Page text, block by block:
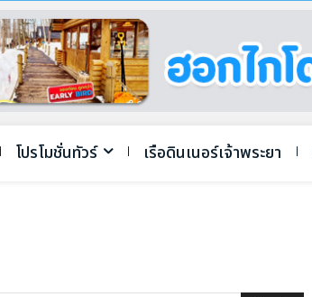
โปรโมชั่นทัวร์ เรือดินเนอร์เจ้าพระยา